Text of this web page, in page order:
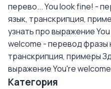
перево...You look fine! -
язык, транскрипция,
узнать про выражение
welcome - перевод фразы
транскрипция, примеры
выражение You're
Категория